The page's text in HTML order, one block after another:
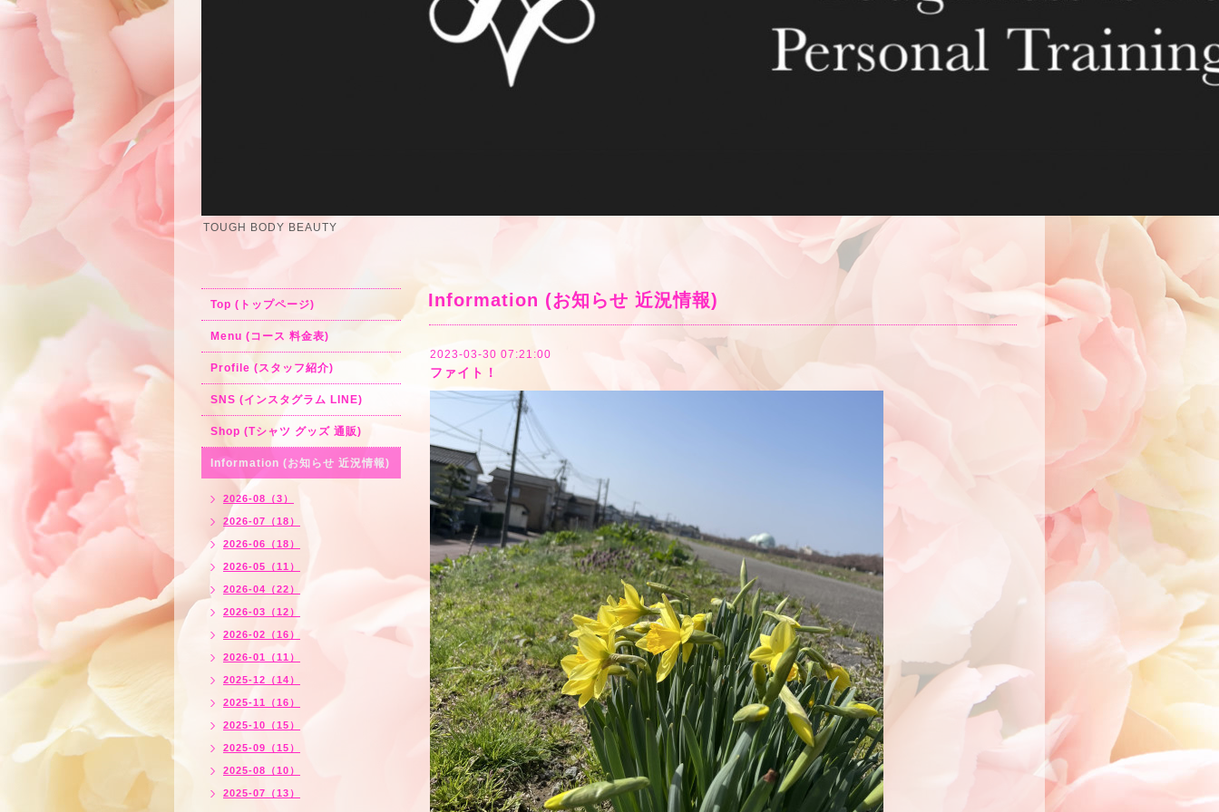
TOUGH BODY BEAUTY
Information (お知らせ 近況情報)
2023-03-30 07:21:00
ファイト！
Top (トップページ)
Menu (コース 料金表)
Profile (スタッフ紹介)
SNS (インスタグラム LINE)
Shop (Tシャツ グッズ 通販)
Information (お知らせ 近況情報)
2026-08（3）
2026-07（18）
2026-06（18）
2026-05（11）
2026-04（22）
2026-03（12）
2026-02（16）
2026-01（11）
2025-12（14）
2025-11（16）
2025-10（15）
2025-09（15）
2025-08（10）
2025-07（13）